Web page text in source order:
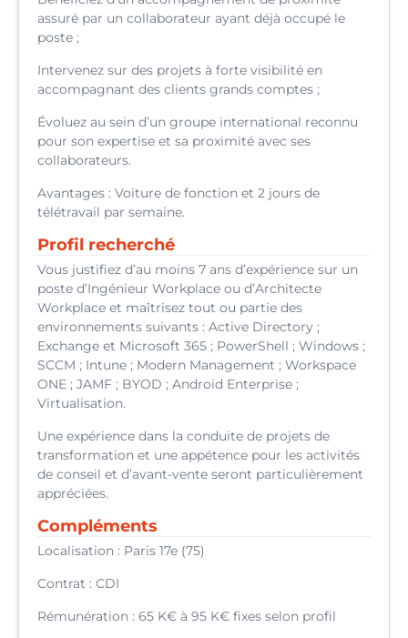
assuré par un collaborateur ayant déjà occupé le
poste ;
Intervenez sur des projets à forte visibilité en
accompagnant des clients grands comptes ;
Évoluez au sein d’un groupe international reconnu
pour son expertise et sa proximité avec ses
collaborateurs.
Avantages : Voiture de fonction et 2 jours de
télétravail par semaine.
Profil recherché
Vous justifiez d’au moins 7 ans d’expérience sur un
poste d’Ingénieur Workplace ou d’Architecte
Workplace et maîtrisez tout ou partie des
environnements suivants : Active Directory ;
Exchange et Microsoft 365 ; PowerShell ; Windows ;
SCCM ; Intune ; Modern Management ; Workspace
ONE ; JAMF ; BYOD ; Android Enterprise ;
Virtualisation.
Une expérience dans la conduite de projets de
transformation et une appétence pour les activités
de conseil et d’avant-vente seront particulièrement
appréciées.
Compléments
Localisation : Paris 17e (75)
Contrat : CDI
Rémunération : 65 K€ à 95 K€ fixes selon profil